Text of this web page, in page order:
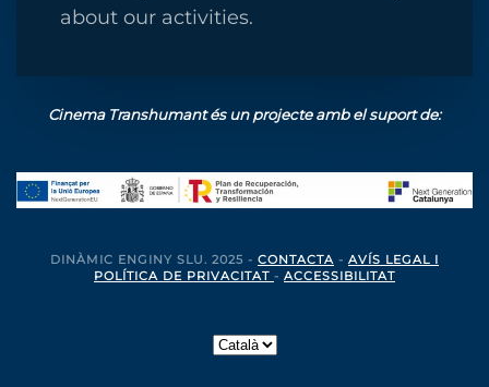
about our activities.
Cinema Transhumant és un projecte amb el suport de:
DINÀMIC ENGINY SLU. 2025 - CONTACTA - AVÍS LEGAL I
POLÍTICA DE PRIVACITAT - ACCESSIBILITAT